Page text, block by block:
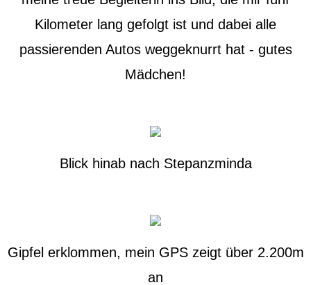
Kilometer lang gefolgt ist und dabei alle
passierenden Autos weggeknurrt hat - gutes
Mädchen!
Blick hinab nach Stepanzminda
Gipfel erklommen, mein GPS zeigt über 2.200m
an